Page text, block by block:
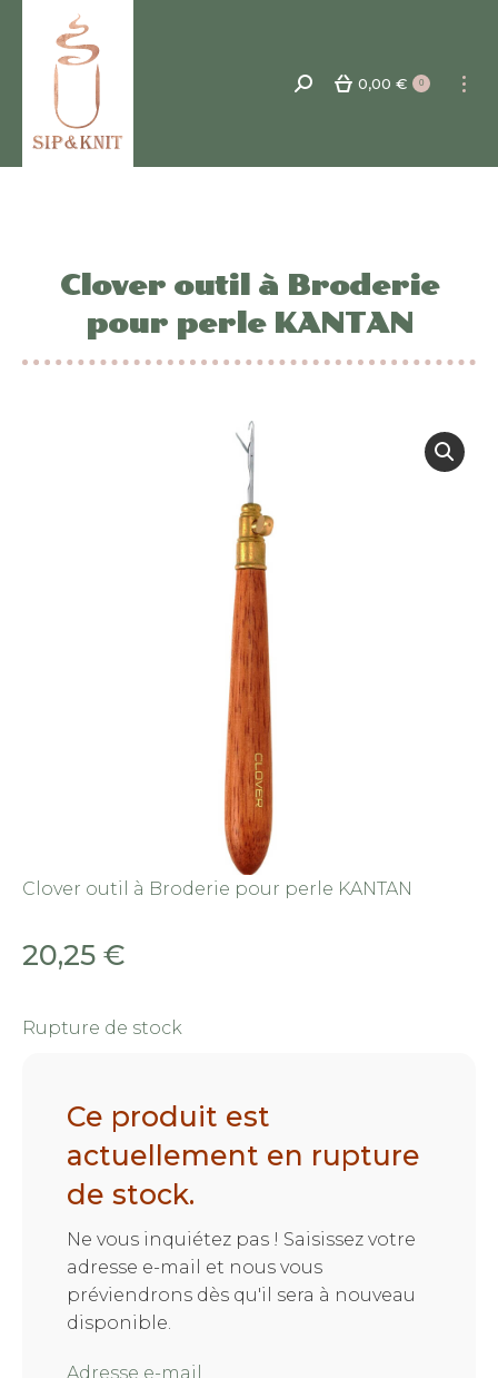
Recherche
0,00 € 0
Clover outil à Broderie
pour perle KANTAN
Clover outil à Broderie pour perle KANTAN
20,25 €
Rupture de stock
Ce produit est
actuellement en rupture
de stock.
Ne vous inquiétez pas ! Saisissez votre
adresse e-mail et nous vous
préviendrons dès qu'il sera à nouveau
disponible.
Adresse e-mail